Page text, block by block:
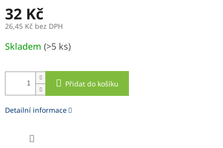
32 Kč
26,45 Kč bez DPH
cena:
Skladem (>5 ks)
Přidat do košíku
Detailní informace